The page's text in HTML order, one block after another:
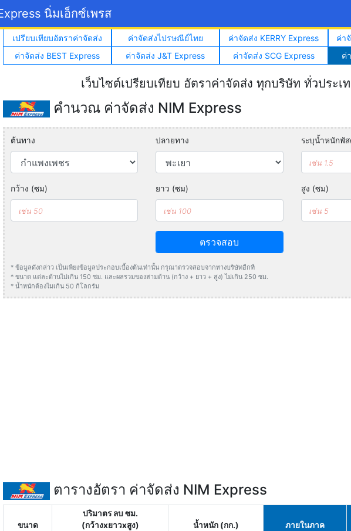
นิ่มเอ็กซ์เพรส
เปรียบเทียบอัตราค่าจัดส่ง ค่าจัดส่งไปรษณีย์ไทย ค่าจัดส่ง KERRY Express
ค่า
ค่าจัดส่ง BEST Express
ค่าจัดส่ง J&T Express ค่าจัดส่ง SCG Express ค่
เว็บไซต์เปรียบเทียบ อัตราค่าจัดส่ง ทุกบริษัท ทั่วประเ
คำนวณ ค่าจัดส่ง NIM Express
ต้นทาง ปลายทาง ระบุน้ำหนักพั
กว้าง (ซม) ยาว (ซม) สูง (ซม)
ตรวจสอบ
* ข้อมูลดังกล่าว เป็นเพียงข้อมูลประกอบเบื้องต้นเท่านั้น กรุณาตรวจสอบจากทางบริษัทอีกที
* ขนาด แต่ละด้านไม่เกิน 150 ซม. และผลรวมของสามด้าน (กว้าง + ยาว + สูง) ไม่เกิน 250 ซม.
* น้ำหนักต้องไมเกิน 50 กิโลกรัม
ตารางอัตรา ค่าจัดส่ง NIM Express
ขนาด
ปริมาตร ลบ ซม.
(กว้างxยาวxสูง)
น้ำหนัก (กก.) ภายในภาค